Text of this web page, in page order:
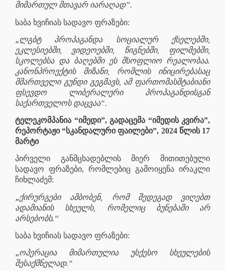
მიმართულ მთავარ იარაღად”.
საბა ხვიჩიას სადავო ფრაზები:
„ლგბტ პროპაგანდა სოციალურ ქსელებში,
ეკლესიებში, ვიდეოებში, წიგნებში, ფილმებში,
სკოლებსა და ბაღებში ეს მსოფლიო რეალობაა.
კანონპროექტის მიზანი, რომლის ინიცირებასაც
მმართველი გუნდი გეგმავს, ამ ფართომასშტაბიანი
ფსევდო ლიბერალური პროპაგანდისგან
საქართველოს დაცვაა“.
ტელეკომპანია “იმედი”, გადაცემა “იმედის კვირა”,
რეპორტაჟი “სკანდალური ფაილები”, 2024 წლის 17
მარტი
პირველი განმცხადებლის მიერ მითითებული
სადავო ფრაზები, რომლებიც გამოიყენა ირაკლი
ჩიხლაძემ:
„ქირურგები ამბობენ, რომ შედეგად ვიღებთ
ადამიანის სხეულს, რომელიც ბუნებაში არ
არსებობს.“
საბა ხვიჩიას სადავო ფრაზები:
„ოპერაცია მიმართულია უსქესო სხეულების
შესაქმნელად.“